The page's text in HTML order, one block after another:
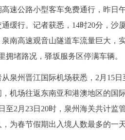
高速公路小型客车免费通行，昨日
缓行。记者获悉，14时20分，
泉南高速观音山隧道车流量巨大，
拥堵路况，驿坂服务区停满车辆。
泉州晋江国际机场获悉，2月15
，机场往返东南亚和港澳地区的国
至2月23日20时，泉州海关共计监
为春节假期出入境人数最多的一天